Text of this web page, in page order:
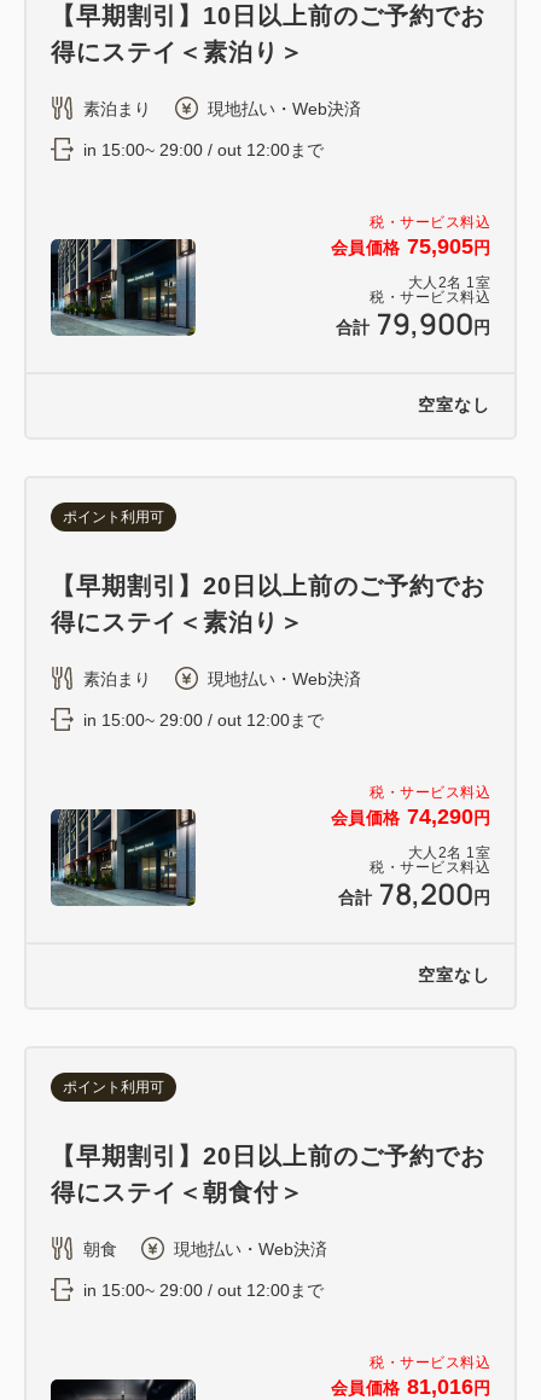
税・サービス料込
会員価格 75,905円
大人 2名 1 室
税・サービス料込
合計 79,900円
【早期割引】10日以上前のご予約でお
得にステイ＜素泊り＞
素泊まり 現地払い・Web決済
in 15:00~ 29:00 / out 12:00まで
空室なし
税・サービス料込
会員価格 74,290円
大人 2名 1 室
税・サービス料込
合計 78,200円
ポイント利用可
【早期割引】20日以上前のご予約でお
得にステイ＜素泊り＞
素泊まり 現地払い・Web決済
in 15:00~ 29:00 / out 12:00まで
空室なし
税・サービス料込
会員価格 81,016円
ポイント利用可
【早期割引】20日以上前のご予約でお
得にステイ＜朝食付＞
朝食 現地払い・Web決済
in 15:00~ 29:00 / out 12:00まで